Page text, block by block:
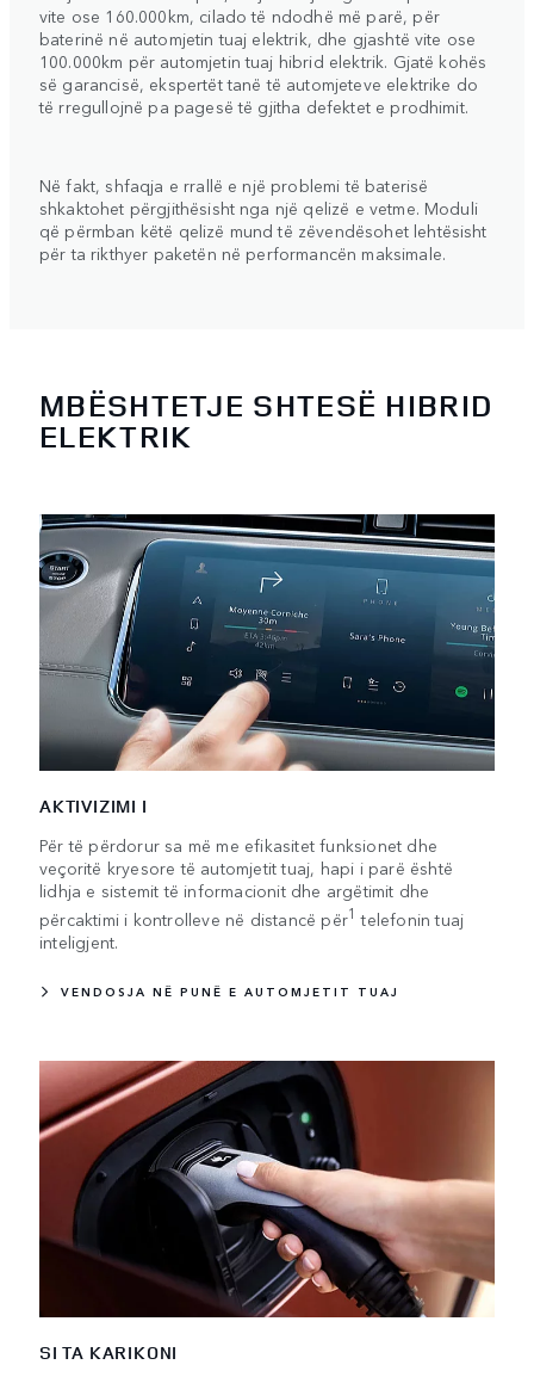
vite ose 160.000km, cilado të ndodhë më parë, për
baterinë në automjetin tuaj elektrik, dhe gjashtë vite ose
100.000km për automjetin tuaj hibrid elektrik. Gjatë kohës
së garancisë, ekspertët tanë të automjeteve elektrike do
të rregullojnë pa pagesë të gjitha defektet e prodhimit.
Në fakt, shfaqja e rrallë e një problemi të baterisë
shkaktohet përgjithësisht nga një qelizë e vetme. Moduli
që përmban këtë qelizë mund të zëvendësohet lehtësisht
për ta rikthyer paketën në performancën maksimale.
MBËSHTETJE SHTESË HIBRID
ELEKTRIK
AKTIVIZIMI I
Për të përdorur sa më me efikasitet funksionet dhe
veçoritë kryesore të automjetit tuaj, hapi i parë është
lidhja e sistemit të informacionit dhe argëtimit dhe
përcaktimi i kontrolleve në distancë për1 telefonin tuaj
inteligjent.
VENDOSJA NË PUNË E AUTOMJETIT TUAJ
SI TA KARIKONI